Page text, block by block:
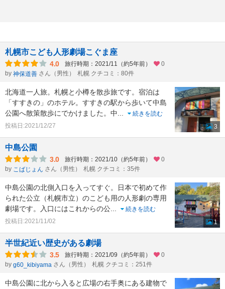
札幌市こども人形劇場こぐま座
4.0 旅行時期：2021/11（約5年前）
0
by 神保道善 さん（男性） 札幌 クチコミ：80件
北海道一人旅。札幌と小樽を散歩旅です。宿泊は
「すすきの」のホテル。すすきの駅から歩いて中島
公園へ散策散歩にでかけました。中...
続きを読む
投稿日:2021/12/27
3
中島公園
3.0 旅行時期：2021/10（約5年前）
0
by こばじょん さん（男性） 札幌 クチコミ：35件
中島公園の北側入口を入ってすぐ。日本で初めて作
られた公立（札幌市立）のこども用の人形劇の専用
劇場です。入口にはこれからの公...
続きを読む
投稿日:2021/11/02
1
半世紀近い歴史がある劇場
3.5 旅行時期：2021/09（約5年前）
0
by g60_kibiyama さん（男性） 札幌 クチコミ：251件
中島公園に北から入ると広場の右手奥にある建物で